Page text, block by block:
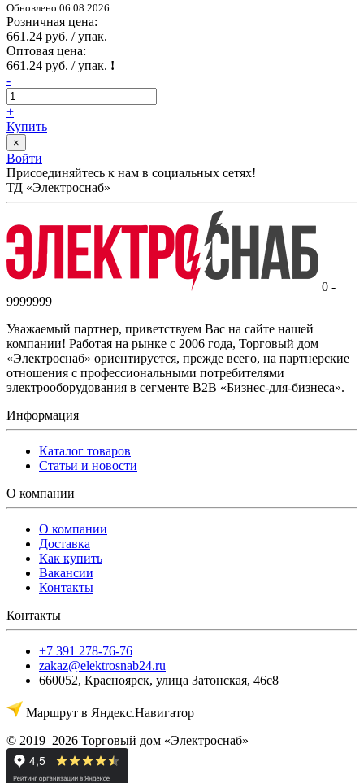
Обновлено 06.08.2026
Розничная цена:
661.24 руб. / упак.
Оптовая цена:
661.24 руб. / упак. !
-
+
Купить
×
Войти
Присоединяйтесь к нам в социальных сетях!
ТД «Электроснаб»
0 -
9999999
Уважаемый партнер, приветствуем Вас на сайте нашей
компании! Работая на рынке с 2006 года, Торговый дом
«Электроснаб» ориентируется, прежде всего, на партнерские
отношения с профессиональными потребителями
электрооборудования в сегменте B2B «Бизнес-для-бизнеса».
Информация
Каталог товаров
Статьи и новости
О компании
О компании
Доставка
Как купить
Вакансии
Контакты
Контакты
+7 391 278-76-76
zakaz@elektrosnab24.ru
660052, Красноярск, улица Затонская, 46с8
Маршрут в Яндекс.Навигатор
© 2019–2026 Торговый дом «Электроснаб»